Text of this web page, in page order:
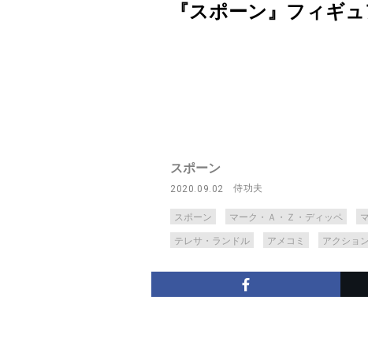
『スポーン』フィギ
スポーン
2020.09.02 侍功夫
スポーン マーク・Ａ・Ｚ・ディッペ
テレサ・ランドル アメコミ アクション